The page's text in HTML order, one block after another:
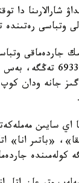
شارالارىنا
وتباسى رەتىندە
جاردەماقى
اي سايىن